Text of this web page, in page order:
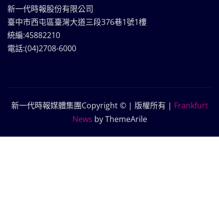
新一代時報股份有限公司
臺中市西屯區臺灣大道三段376巷1號1樓
統編:45882210
電話:(04)2708-6000
新一代時報媒體集團Copyright © | 版權所有 | Frankfurt
News by ThemeArile